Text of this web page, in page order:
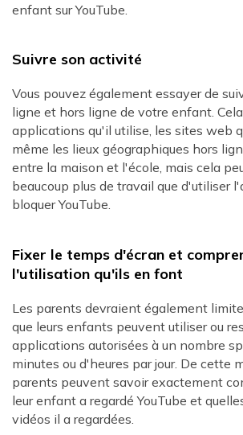
enfant sur YouTube.
Suivre son activité
Vous pouvez également essayer de
ligne et hors ligne de votre enfant.
applications qu'il utilise, les sites web
même les lieux géographiques hors
entre la maison et l'école, mais cela
beaucoup plus de travail que d'utiliser
bloquer YouTube.
Fixer le temps d'écran et
l'utilisation qu'ils en font
Les parents devraient également
que leurs enfants peuvent utiliser ou
applications autorisées à un nombre
minutes ou d'heures par jour. De cette
parents peuvent savoir exactement
leur enfant a regardé YouTube et
vidéos il a regardées.